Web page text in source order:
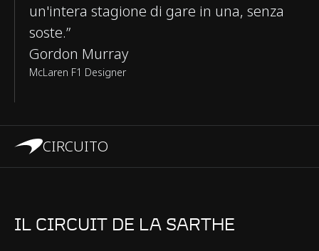
un'intera stagione di gare in una, senza
soste.”
Gordon Murray
McLaren F1 Designer
CIRCUITO
IL CIRCUIT DE LA SARTHE